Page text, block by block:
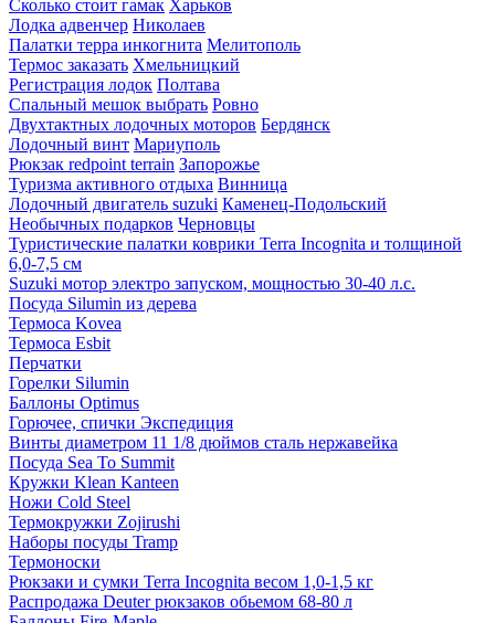
Сколько стоит гамак Харьков
Лодка адвенчер Николаев
Палатки терра инкогнита Мелитополь
Термос заказать Хмельницкий
Регистрация лодок Полтава
Спальный мешок выбрать Ровно
Двухтактных лодочных моторов Бердянск
Лодочный винт Мариуполь
Рюкзак redpoint terrain Запорожье
Туризма активного отдыха Винница
Лодочный двигатель suzuki Каменец-Подольский
Необычных подарков Черновцы
Туристические палатки коврики Terra Incognita и толщиной
6,0-7,5 см
Suzuki мотор электро запуском, мощностью 30-40 л.с.
Посуда Silumin из дерева
Термоса Kovea
Термоса Esbit
Перчатки
Горелки Silumin
Баллоны Optimus
Горючее, спички Экспедиция
Винты диаметром 11 1/8 дюймов сталь нержавейка
Посуда Sea To Summit
Кружки Klean Kanteen
Ножи Cold Steel
Термокружки Zojirushi
Наборы посуды Tramp
Термоноски
Рюкзаки и сумки Terra Incognita весом 1,0-1,5 кг
Распродажа Deuter рюкзаков обьемом 68-80 л